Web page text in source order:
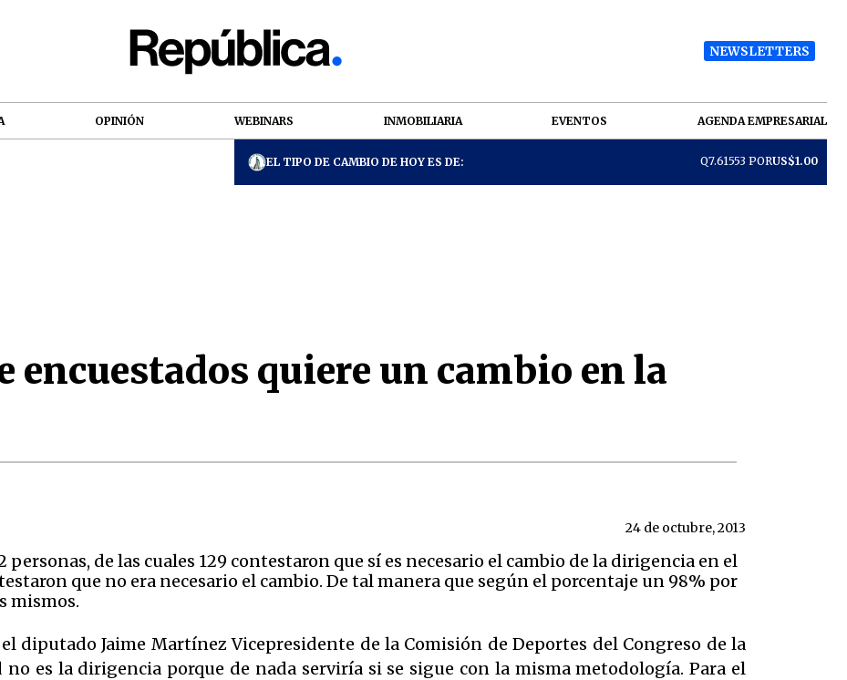
NEWSLETTERS
OPINIÓN WEBINARS INMOBILIARIA EVENTOS AGENDA EMPRESARIAL
EL TIPO DE CAMBIO DE HOY ES DE: Q7.61553 PORUS$1.00
encuestados quiere un cambio en la
24 de octubre, 2013
personas, de las cuales 129 contestaron que sí es necesario el cambio de la dirigencia en el
que no era necesario el cambio. De tal manera que según el porcentaje un 98% por
mismos.
diputado Jaime Martínez Vicepresidente de la Comisión de Deportes del Congreso de la
es la dirigencia porque de nada serviría si se sigue con la misma metodología. Para el